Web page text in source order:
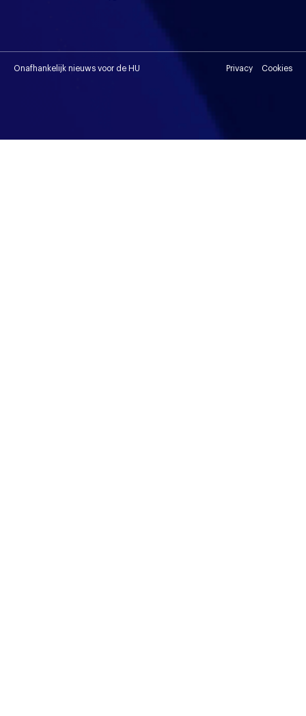
Onafhankelijk nieuws voor de HU Privacy Cookies